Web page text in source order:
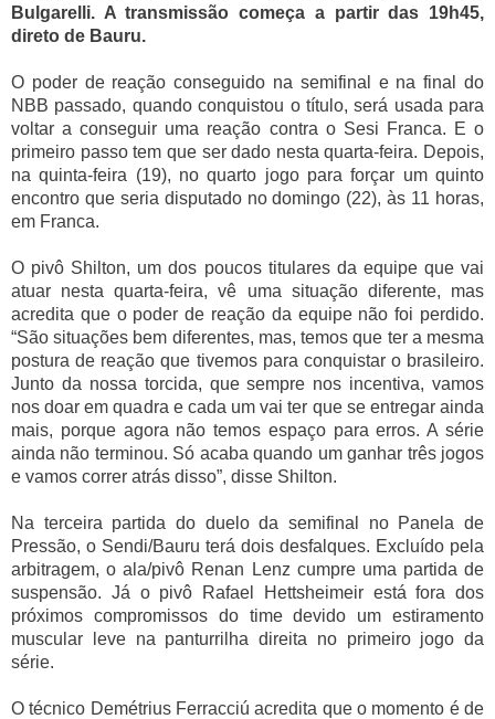
Bulgarelli. A transmissão começa a partir das 19h45,
direto de Bauru.
O poder de reação conseguido na semifinal e na final do
NBB passado, quando conquistou o título, será usada para
voltar a conseguir uma reação contra o Sesi Franca. E o
primeiro passo tem que ser dado nesta quarta-feira. Depois,
na quinta-feira (19), no quarto jogo para forçar um quinto
encontro que seria disputado no domingo (22), às 11 horas,
em Franca.
O pivô Shilton, um dos poucos titulares da equipe que vai
atuar nesta quarta-feira, vê uma situação diferente, mas
acredita que o poder de reação da equipe não foi perdido.
“São situações bem diferentes, mas, temos que ter a mesma
postura de reação que tivemos para conquistar o brasileiro.
Junto da nossa torcida, que sempre nos incentiva, vamos
nos doar em quadra e cada um vai ter que se entregar ainda
mais, porque agora não temos espaço para erros. A série
ainda não terminou. Só acaba quando um ganhar três jogos
e vamos correr atrás disso”, disse Shilton.
Na terceira partida do duelo da semifinal no Panela de
Pressão, o Sendi/Bauru terá dois desfalques. Excluído pela
arbitragem, o ala/pivô Renan Lenz cumpre uma partida de
suspensão. Já o pivô Rafael Hettsheimeir está fora dos
próximos compromissos do time devido um estiramento
muscular leve na panturrilha direita no primeiro jogo da
série.
O técnico Demétrius Ferracciú acredita que o momento é de